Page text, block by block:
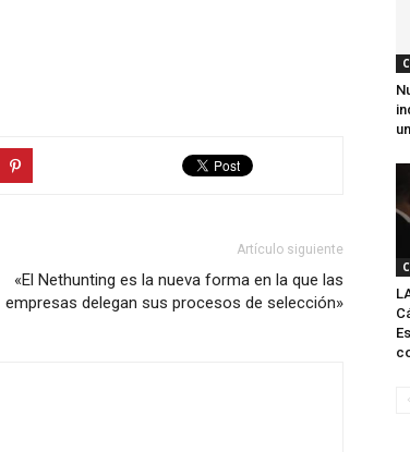
Artículo siguiente
«El Nethunting es la nueva forma en la que las
empresas delegan sus procesos de selección»